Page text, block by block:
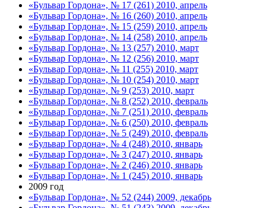
«Бульвар Гордона», № 17 (261) 2010, апрель
«Бульвар Гордона», № 16 (260) 2010, апрель
«Бульвар Гордона», № 15 (259) 2010, апрель
«Бульвар Гордона», № 14 (258) 2010, апрель
«Бульвар Гордона», № 13 (257) 2010, март
«Бульвар Гордона», № 12 (256) 2010, март
«Бульвар Гордона», № 11 (255) 2010, март
«Бульвар Гордона», № 10 (254) 2010, март
«Бульвар Гордона», № 9 (253) 2010, март
«Бульвар Гордона», № 8 (252) 2010, февраль
«Бульвар Гордона», № 7 (251) 2010, февраль
«Бульвар Гордона», № 6 (250) 2010, февраль
«Бульвар Гордона», № 5 (249) 2010, февраль
«Бульвар Гордона», № 4 (248) 2010, январь
«Бульвар Гордона», № 3 (247) 2010, январь
«Бульвар Гордона», № 2 (246) 2010, январь
«Бульвар Гордона», № 1 (245) 2010, январь
2009 год
«Бульвар Гордона», № 52 (244) 2009, декабрь